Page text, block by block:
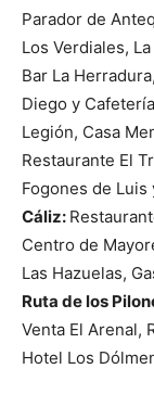
Parador de
Los Verdiales,
Bar La
Diego y
Legión, Casa
Restaurante El
Fogones de Luis
Cáliz:
Centro de
Las Hazuelas,
Ruta de los
Venta El Arenal,
Hotel Los